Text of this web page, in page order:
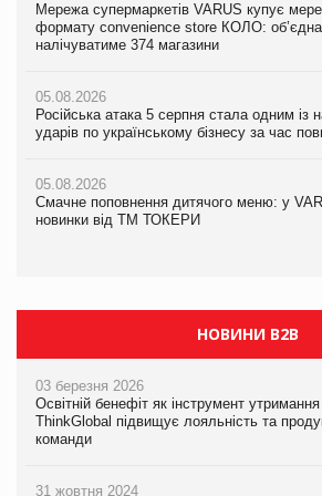
Мережа супермаркетів VARUS купує
формату convenience store КОЛО:
налічуватиме 374 магазини
05.08.2026
Російська атака 5 серпня стала одним із
ударів по українському бізнесу за час
05.08.2026
Смачне поповнення дитячого меню: у
новинки від ТМ ТОКЕРИ
Мережа супермаркетів VARUS купує
формату convenience store КОЛО:
налічуватиме 374 магазини
05.08.2026
Російська атака 5 серпня стала одним із
ударів по українському бізнесу за час
05.08.2026
Смачне поповнення дитячого меню: у
новинки від ТМ ТОКЕРИ
Adidas витратила понад $1 млрд на
продуктів
НОВИНИ B2B
03 березня 2026
Освітній бенефіт як інструмент
ThinkGlobal підвищує лояльність та
команди
31 жовтня 2024